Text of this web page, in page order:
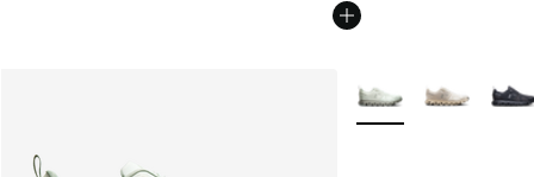
Plus de couleurs